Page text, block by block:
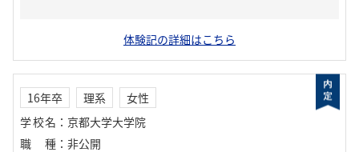
体験記の詳細はこちら
16年卒 理系
女性
学校名 ： 京都大学大学院
職種 ： 非公開